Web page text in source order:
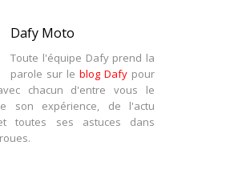
Dafy Moto
Toute l'équipe Dafy prend la
parole sur le blog Dafy pour
chacun d'entre vous le
son expérience, de l'actu
toutes ses astuces dans